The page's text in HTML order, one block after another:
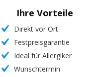
Ihre Vorteile
Direkt vor Ort
Festpreisgarantie
Ideal für Allergiker
Wunschtermin